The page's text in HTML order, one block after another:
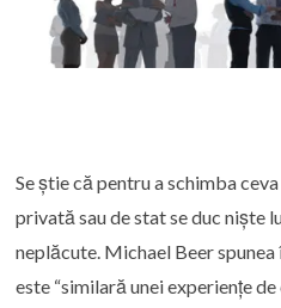
Se știe că pentru a schimba
privată sau de stat se duc niște
neplăcute. Michael Beer
este “similară unei experiențe